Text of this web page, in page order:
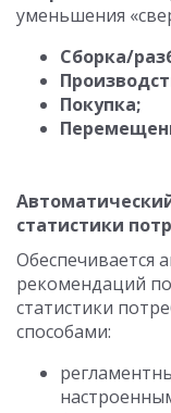
уменьшения
Сборка/
Покупка;
статистики
Обеспечивается
рекомендаций
статистики
способами: